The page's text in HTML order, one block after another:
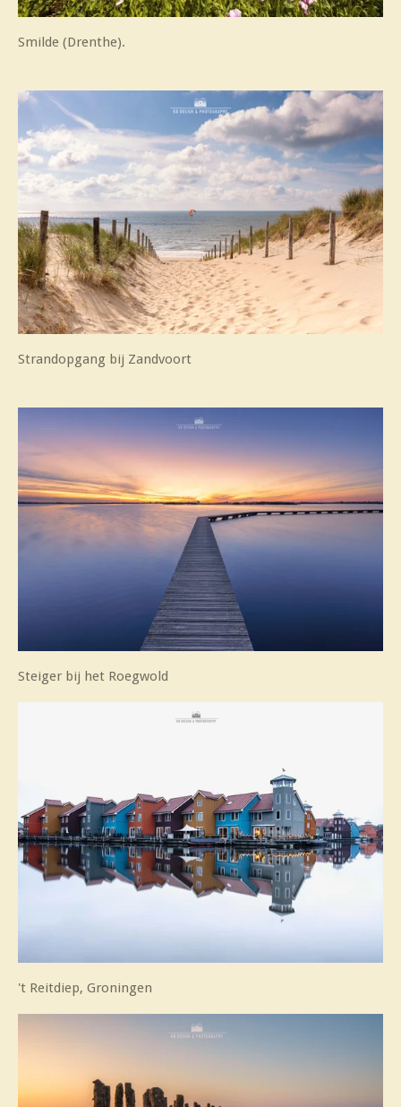
Smilde (Drenthe).
Strandopgang bij Zandvoort
Steiger bij het Roegwold
't Reitdiep, Groningen